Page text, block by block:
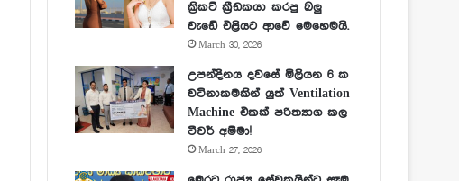
ක්‍රිකට් ක්‍රීඩකයා කරපු බලු
වැඩේ එළියට ආවේ මෙහෙමයි.
March 30, 2026
උපන්දිනය දවසේ මිලියන 6 ක
වටිනාකමකින් යුත් Ventilation
Machine එකක් පරිත්‍යාග කල
ටීචර් අම්මා!
March 27, 2026